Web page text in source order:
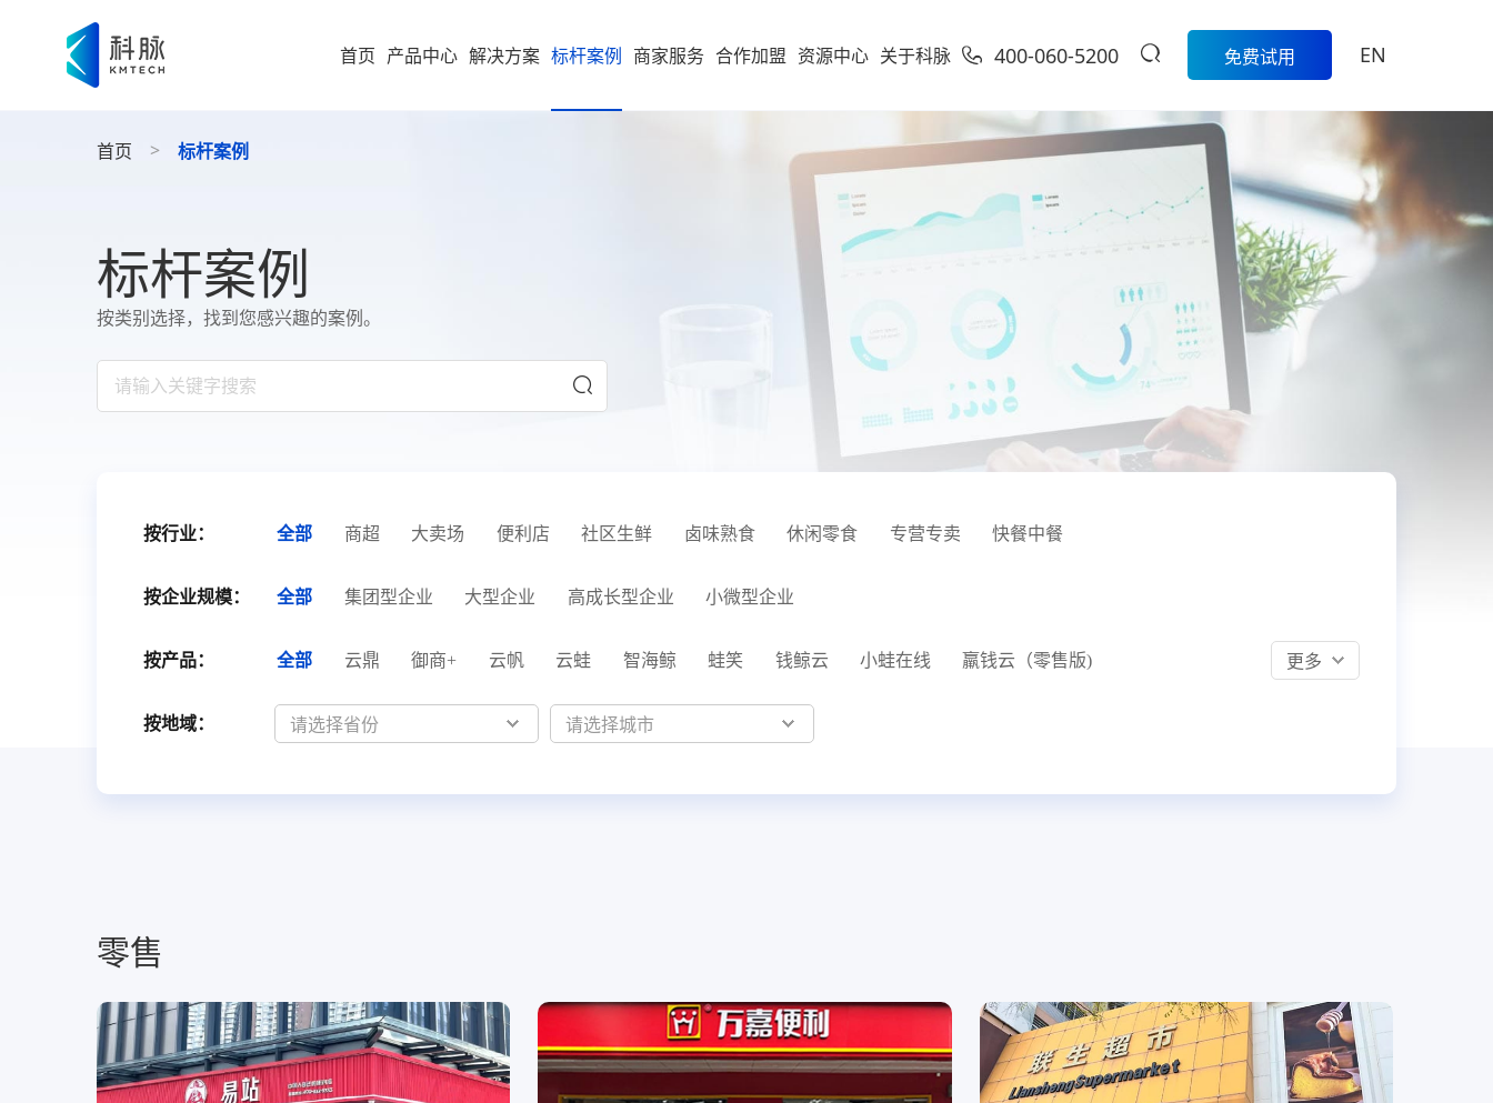
首页 产品中心
集团型企业
高成长型企业
小微企业
查看所有产品
为持续增长而生
款可定制化的SaaS软件
科脉钱鲸云
服务于泛零售连锁企业的一
款可定制化的SaaS软件
餐饮
餐饮集团版
定制餐饮系统个性化服务/
提供私有化部署
解决方案
新零售解决方案 便利店
到店到家一体化经营，进销存智
能化管理，助力连锁便利店规模
生鲜
科脉生鲜数字化解决方案围绕采
购、库存、称重收银、损耗管
控、会员营销和线上线下一体化
经营，帮助生鲜门店实现更精
细、更高效的日常管理。
智能供应链管控、业务移动化管
理，助力商超行业效能全面升级
大卖场
多元化门店经营、线上线下一体
化，助力大卖场行业进入智慧零
售时代
数字化辅助管理、多元化精准营
销，助力母婴行业多渠道获客
聚合流量资源、采供销协同一
体，助力烘焙行业轻松管店
酒业
经营全域增长
熟食
能，助力熟食企业降本增效
标杆案例 商家服务
学习中心
合作加盟 资源中心
使用手册
智慧零售
智慧餐饮
智慧专卖
增值服务
服务支持
查询经销商
科脉AI客服
商家中心
科脉数智中国
学习中心
关于科脉
联系我们
科脉招聘
人才价值
人才招聘
市场活动
扫码体验
400-060-5200 免费试用 EN
首页 > 标杆案例
标杆案例
按类别选择，找到您感兴趣的案例。
按行业： 全部 商超 大卖场 便利店 社区生鲜 卤味熟食 休闲零食 专营专卖 快餐中餐
按企业规模： 全部 集团型企业 大型企业 高成长型企业 小微型企业
按产品： 全部 云鼎 御商+ 云帆 云蛙 智海鲸 蛙笑 钱鲸云 小蛙在线 羸钱云（零售版)
亿客临SCRM 企业钱包 货查查 老板通 店务通 慧眼AI
更多
按地域：
零售